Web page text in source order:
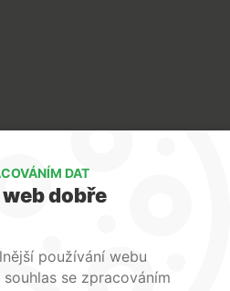
DAT
dobře
používání webu
se zpracováním